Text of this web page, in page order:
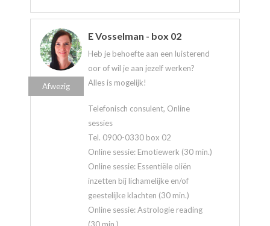
E Vosselman - box 02
Heb je behoefte aan een luisterend
oor of wil je aan jezelf werken?
Alles is mogelijk!
Telefonisch consulent, Online
sessies
Tel. 0900-0330 box 02
Online sessie: Emotiewerk (30 min.)
Online sessie: Essentiële oliën
inzetten bij lichamelijke en/of
geestelijke klachten (30 min.)
Online sessie: Astrologie reading
(30 min.)
Afwezig